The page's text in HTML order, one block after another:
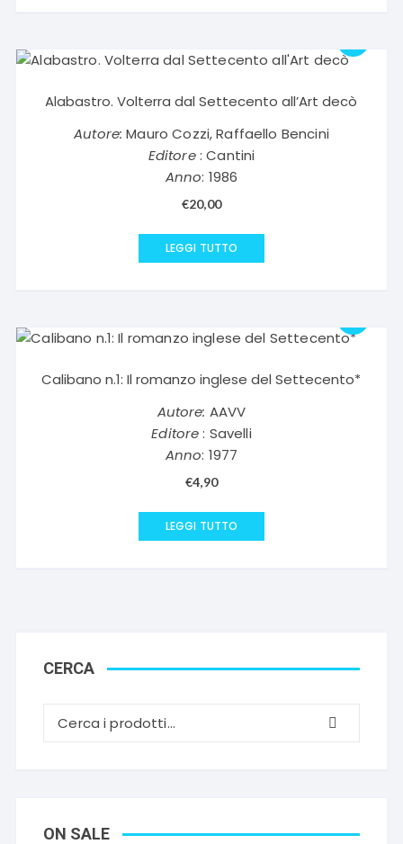
Alabastro. Volterra dal Settecento all’Art decò
Autore: Mauro Cozzi, Raffaello Bencini
Editore: Cantini
Anno: 1986
€20,00
LEGGI TUTTO
Calibano n.1: Il romanzo inglese del Settecento*
Autore: AAVV
Editore: Savelli
Anno: 1977
€4,90
LEGGI TUTTO
CERCA
ON SALE